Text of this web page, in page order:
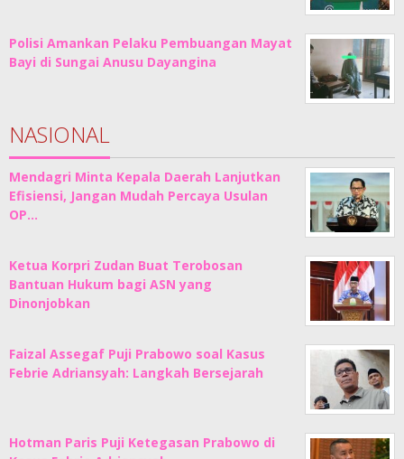
Polisi Amankan Pelaku Pembuangan Mayat
Bayi di Sungai Anusu Dayangina
NASIONAL
Mendagri Minta Kepala Daerah Lanjutkan
Efisiensi, Jangan Mudah Percaya Usulan
OP…
Ketua Korpri Zudan Buat Terobosan
Bantuan Hukum bagi ASN yang
Dinonjobkan
Faizal Assegaf Puji Prabowo soal Kasus
Febrie Adriansyah: Langkah Bersejarah
Hotman Paris Puji Ketegasan Prabowo di